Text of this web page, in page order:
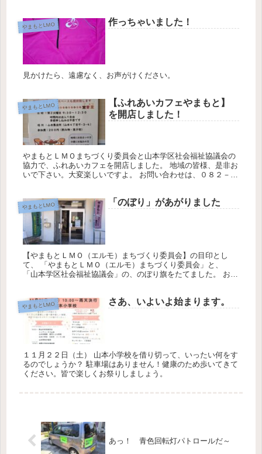
やまもとLMO 作っちゃいました！
見かけたら、遠慮なく、お声がけください。
やまもとLMO
【ふれあいカフェやまもと】
を開店しました！
やまもとＬＭＯまちづくり委員会と山本学区社会福祉協議会の
協力で、ふれあいカフェを開店しました。 地域の皆様、是非お
いで下さい。大変楽しいですよ。 お問い合わせは、０８２－５
やまもとLMO 「のぼり」があがりました
【やまもとＬＭＯ（エルモ）まちづくり委員会】の目印とし
て、 「やまもとＬＭＯ（エルモ）まちづくり委員会」と、
「山本学区社会福祉協議会」の、のぼり旗をたてました。 お近
やまもとLMO さあ、いよいよ始まります。
１１月２２日（土） 山本小学校を借り切って、いったい何をす
るのでしょうか？ 駐車場はありません！健康のため歩いてきて
ください。皆で楽しくお祭りしましょう。
あっ！ 青色回転灯パトロールだ～